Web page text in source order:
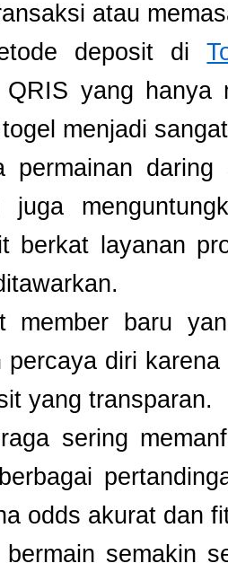
atau
deposit di
QRIS yang hanya
menjadi
permainan
juga
berkat layanan
member baru
percaya diri
yang transparan.
sering
odds akurat dan
bermain semakin